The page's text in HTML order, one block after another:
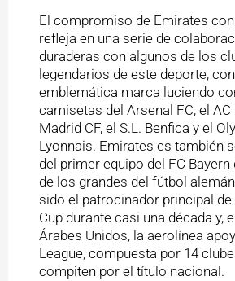
El compromiso de Emirates
refleja en una serie de
duraderas con algunos de los
legendarios de este deporte,
emblemática marca luciendo
camisetas del Arsenal FC, el AC
Madrid CF, el S.L. Benfica y el
Lyonnais. Emirates es también
del primer equipo del FC Bayern
de los grandes del fútbol
sido el patrocinador principal
Cup durante casi una década y,
Árabes Unidos, la aerolínea
League, compuesta por 14
compiten por el título nacional.